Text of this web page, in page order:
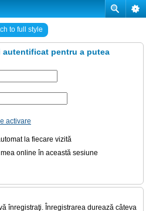
to full style
pentru a putea
activare
la fiecare vizită
online în această sesiune
înregistraţi. Înregistrarea durează câteva